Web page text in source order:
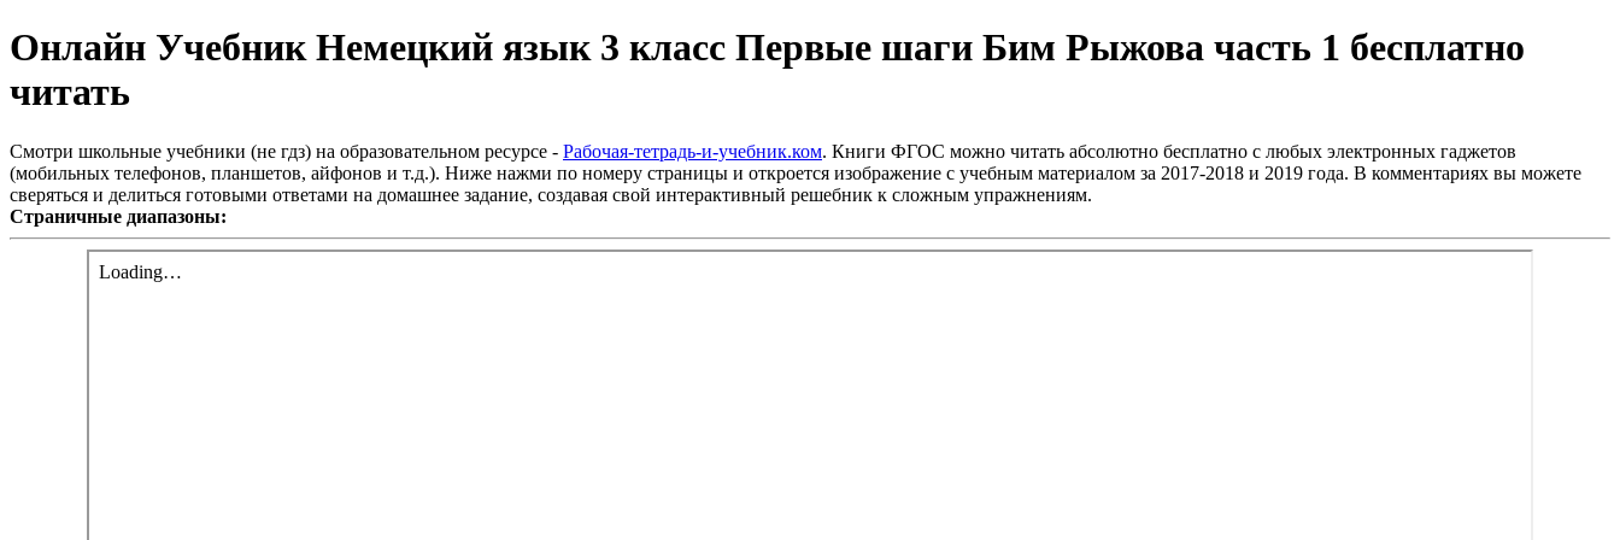
Онлайн Учебник Немецкий язык 3 класс Первые шаги Бим Рыжова часть 1 бесплатно
читать
Смотри школьные учебники (не гдз) на образовательном ресурсе - Рабочая-тетрадь-и-учебник.ком. Книги ФГОС можно читать абсолютно бесплатно с любых электронных гаджетов
(мобильных телефонов, планшетов, айфонов и т.д.). Ниже нажми по номеру страницы и откроется изображение с учебным материалом за 2017-2018 и 2019 года. В комментариях вы можете
сверяться и делиться готовыми ответами на домашнее задание, создавая свой интерактивный решебник к сложным упражнениям.
Страничные диапазоны: